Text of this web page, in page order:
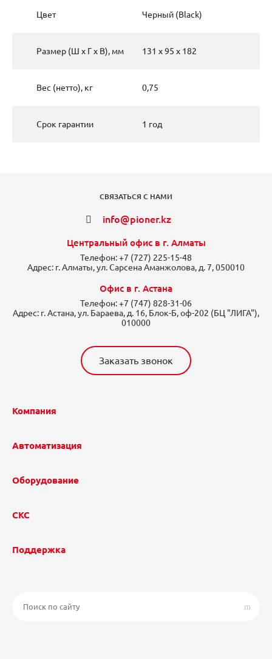
Цвет Черный (Black)
Размер (Ш х Г х В), мм 131 x 95 x 182
Вес (нетто), кг 0,75
Срок гарантии 1 год
СВЯЗАТЬСЯ С НАМИ
info@pioner.kz
Центральный офис в г. Алматы
Телефон:+7 (727) 225-15-48
Адрес: г. Алматы, ул. Сарсена Аманжолова, д. 7, 050010
Офис в г. Астана
Телефон:+7 (747) 828-31-06
Адрес: г. Астана, ул. Бараева, д. 16, Блок-Б, оф-202 (БЦ "ЛИГА"),
010000
Заказать звонок
Компания
Автоматизация
Оборудование
СКС
Поддержка